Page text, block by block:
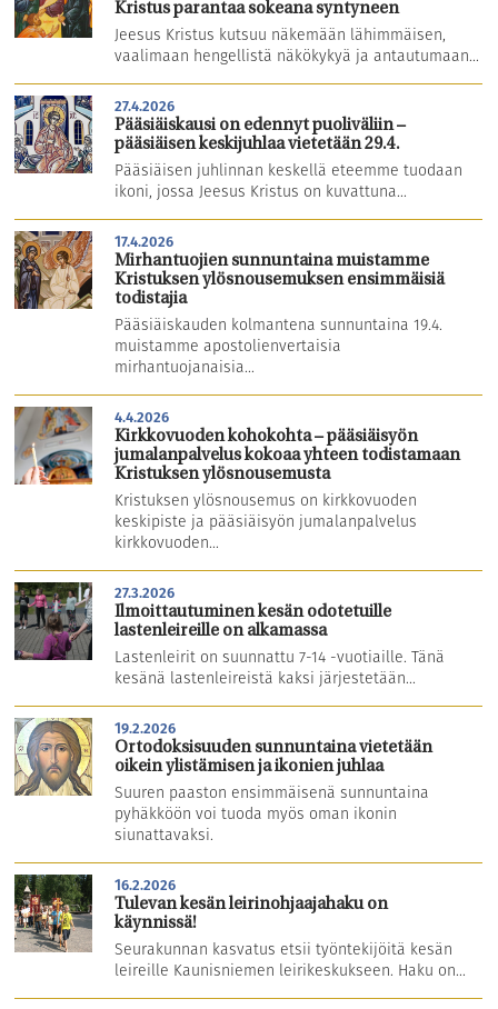
Kristus parantaa sokeana syntyneen
Jeesus Kristus kutsuu näkemään lähimmäisen,
vaalimaan hengellistä näkökykyä ja antautumaan...
27.4.2026
Pääsiäiskausi on edennyt puoliväliin –
pääsiäisen keskijuhlaa vietetään 29.4.
Pääsiäisen juhlinnan keskellä eteemme tuodaan
ikoni, jossa Jeesus Kristus on kuvattuna...
17.4.2026
Mirhantuojien sunnuntaina muistamme
Kristuksen ylösnousemuksen ensimmäisiä
todistajia
Pääsiäiskauden kolmantena sunnuntaina 19.4.
muistamme apostolienvertaisia
mirhantuojanaisia...
4.4.2026
Kirkkovuoden kohokohta – pääsiäisyön
jumalanpalvelus kokoaa yhteen todistamaan
Kristuksen ylösnousemusta
Kristuksen ylösnousemus on kirkkovuoden
keskipiste ja pääsiäisyön jumalanpalvelus
kirkkovuoden...
27.3.2026
Ilmoittautuminen kesän odotetuille
lastenleireille on alkamassa
Lastenleirit on suunnattu 7-14 -vuotiaille. Tänä
kesänä lastenleireistä kaksi järjestetään...
19.2.2026
Ortodoksisuuden sunnuntaina vietetään
oikein ylistämisen ja ikonien juhlaa
Suuren paaston ensimmäisenä sunnuntaina
pyhäkköön voi tuoda myös oman ikonin
siunattavaksi.
16.2.2026
Tulevan kesän leirinohjaajahaku on
käynnissä!
Seurakunnan kasvatus etsii työntekijöitä kesän
leireille Kaunisniemen leirikeskukseen. Haku on...